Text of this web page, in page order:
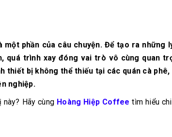
phần của câu chuyện. Để tạo ra những
quá trình xay đóng vai trò vô cùng quan
thiết bị không thể thiếu tại các quán cà phê,
nghiệp.
Hãy cùng Hoàng Hiệp Coffee tìm hiểu
với nhu cầu và ngân
sách
10/06/2026
Máy pha cà phê
DeLonghi có gì đặc
biệt mà hàng triệu
người yêu thích?
trong giới
10/06/2026
mộc thơm
chuẩn vị